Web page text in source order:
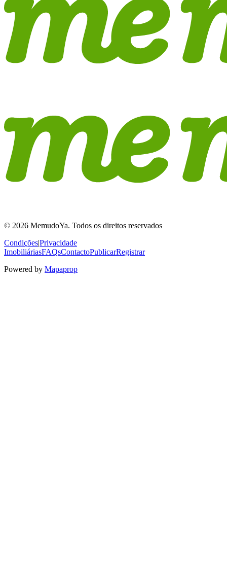
© 2026 MemudoYa. Todos os direitos reservados
Condições|Privacidade
ImobiliáriasFAQsContactoPublicarRegistrar
Powered by Mapaprop